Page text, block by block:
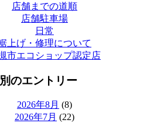
店舗までの道順
店舗駐車場
日常
上げ・修理について
市エコショップ認定店
のエントリー
2026年8月 (8)
2026年7月 (22)